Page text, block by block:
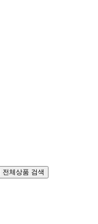
전체상품 검색